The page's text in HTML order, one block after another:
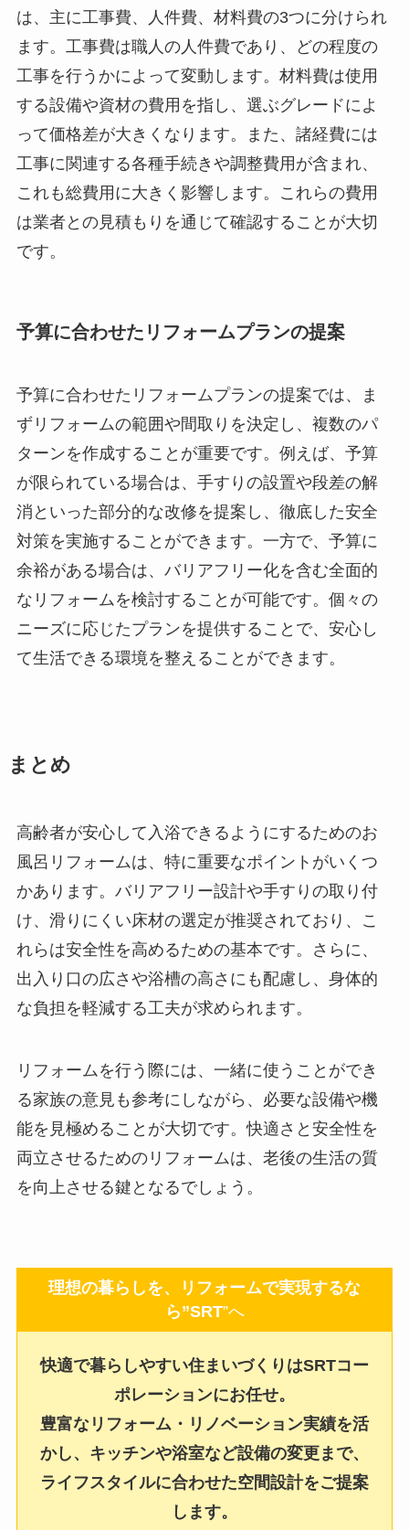
は、主に工事費、人件費、材料費の3つに分けられ
ます。工事費は職人の人件費であり、どの程度の
工事を行うかによって変動します。材料費は使用
する設備や資材の費用を指し、選ぶグレードによ
って価格差が大きくなります。また、諸経費には
工事に関連する各種手続きや調整費用が含まれ、
これも総費用に大きく影響します。これらの費用
は業者との見積もりを通じて確認することが大切
です。
予算に合わせたリフォームプランの提案
予算に合わせたリフォームプランの提案では、ま
ずリフォームの範囲や間取りを決定し、複数のパ
ターンを作成することが重要です。例えば、予算
が限られている場合は、手すりの設置や段差の解
消といった部分的な改修を提案し、徹底した安全
対策を実施することができます。一方で、予算に
余裕がある場合は、バリアフリー化を含む全面的
なリフォームを検討することが可能です。個々の
ニーズに応じたプランを提供することで、安心し
て生活できる環境を整えることができます。
まとめ
高齢者が安心して入浴できるようにするためのお
風呂リフォームは、特に重要なポイントがいくつ
かあります。バリアフリー設計や手すりの取り付
け、滑りにくい床材の選定が推奨されており、こ
れらは安全性を高めるための基本です。さらに、
出入り口の広さや浴槽の高さにも配慮し、身体的
な負担を軽減する工夫が求められます。
リフォームを行う際には、一緒に使うことができ
る家族の意見も参考にしながら、必要な設備や機
能を見極めることが大切です。快適さと安全性を
両立させるためのリフォームは、老後の生活の質
を向上させる鍵となるでしょう。
理想の暮らしを、リフォームで実現するな
ら”SRT”へ
快適で暮らしやすい住まいづくりはSRTコー
ポレーションにお任せ。
豊富なリフォーム・リノベーション実績を活
かし、キッチンや浴室など設備の変更まで、
ライフスタイルに合わせた空間設計をご提案
します。